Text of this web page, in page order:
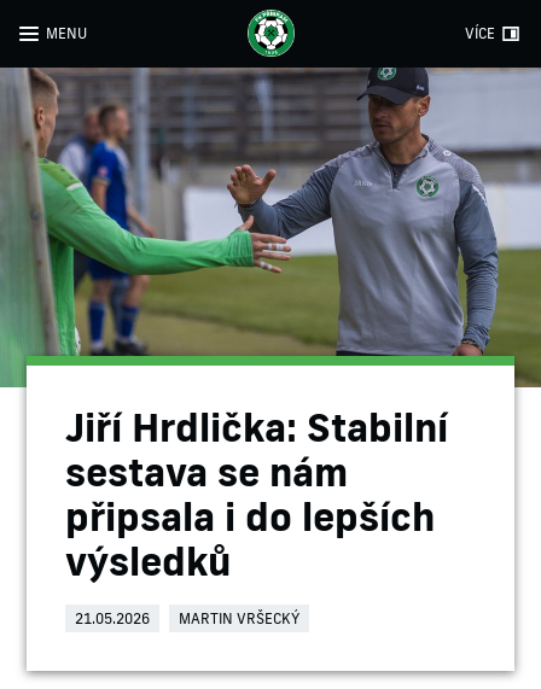
MENU VÍCE
Jiří Hrdlička: Stabilní
sestava se nám
připsala i do lepších
výsledků
21.05.2026 MARTIN VRŠECKÝ